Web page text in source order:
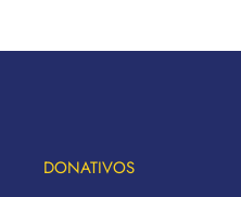
DONATIVOS